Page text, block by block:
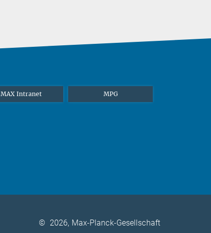
MAX Intranet MPG
© 2026, Max-Planck-Gesellschaft